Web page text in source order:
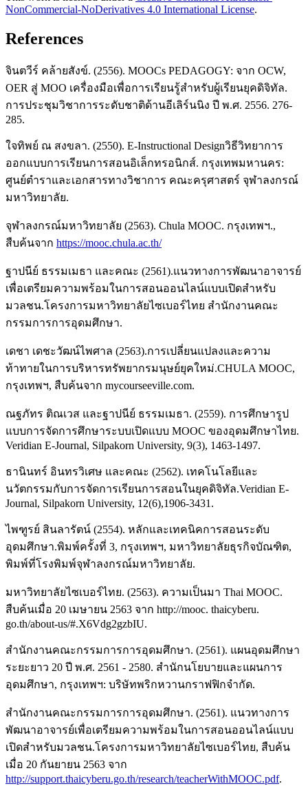
NonCommercial-NoDerivatives 4.0 International License.
References
จินตวีร์ คล้ายสังข์. (2556). MOOCs PEDAGOGY: จาก OCW,
OER สู่ MOO เครื่องมือเพื่อการเรียนรู้สําหรับผู้เรียนยุคดิจิทัล.
การประชุมวิชาการระดับชาติด้านอีเลิร์นนิง ปี พ.ศ. 2556. 276-
285.
ใจทิพย์ ณ สงขลา. (2550). E-Instructional Designวิธีวิทยาการ
ออกแบบการเรียนการสอนอิเล็กทรอนิกส์. กรุงเทพมหานคร:
ศูนย์ตำราและเอกสารทางวิชาการ คณะครุศาสตร์ จุฬาลงกรณ์
มหาวิทยาลัย.
จุฬาลงกรณ์มหาวิทยาลัย (2563). Chula MOOC. กรุงเทพฯ.,
สืบค้นจาก https://mooc.chula.ac.th/
ฐาปนีย์ ธรรมเมธา และคณะ (2561).แนวทางการพัฒนาอาจารย์
เพื่อเตรียมความพร้อมในการสอนออนไลน์แบบเปิดสำหรับ
มวลชน.โครงการมหาวิทยาลัยไซเบอร์ไทย สำนักงานคณะ
กรรมการการอุดมศึกษา.
เดชา เดชะวัฒน์ไพศาล (2563).การเปลี่ยนแปลงและความ
ท้าทายในการบริหารทรัพยากรมนุษย์ยุคใหม่.CHULA MOOC,
กรุงเทพฯ, สืบค้นจาก mycourseeville.com.
ณฐภัทร ติณเวส และฐาปนีย์ ธรรมเมธา. (2559). การศึกษารูป
แบบการจัดการศึกษาระบบเปิดแบบ MOOC ของอุดมศึกษาไทย.
Veridian E-Journal, Silpakorn University, 9(3), 1463-1497.
ธานินทร์ อินทรวิเศษ และคณะ (2562). เทคโนโลยีและ
นวัตกรรมกับการจัดการเรียนการสอนในยุคดิจิทัล.Veridian E-
Journal, Silpakorn University, 12(6),1906-3431.
ไพฑูรย์ สินลารัตน์ (2554). หลักและเทคนิคการสอนระดับ
อุดมศึกษา.พิมพ์ครั้งที่ 3, กรุงเทพฯ, มหาวิทยาลัยธุรกิจบัณฑิต,
พิมพ์ที่โรงพิมพ์จุฬาลงกรณ์มหาวิทยาลัย.
มหาวิทยาลัยไซเบอร์ไทย. (2563). ความเป็นมา Thai MOOC.
สืบค้นเมื่อ 20 เมษายน 2563 จาก http://mooc. thaicyberu.
go.th/about-us/#.X6Vdg2gzbIU.
สำนักงานคณะกรรมการการอุดมศึกษา. (2561). แผนอุดมศึกษา
ระยะยาว 20 ปี พ.ศ. 2561 - 2580. สำนักนโยบายและแผนการ
อุดมศึกษา, กรุงเทพฯ: บริษัทพริกหวานกราฟฟิกจำกัด.
สำนักงานคณะกรรมการการอุดมศึกษา. (2561). แนวทางการ
พัฒนาอาจารย์เพื่อเตรียมความพร้อมในการสอนออนไลน์แบบ
เปิดสำหรับมวลชน.โครงการมหาวิทยาลัยไซเบอร์ไทย, สืบค้น
เมื่อ 20 กันยายน 2563 จาก
http://support.thaicyberu.go.th/research/teacherWithMOOC.pdf.